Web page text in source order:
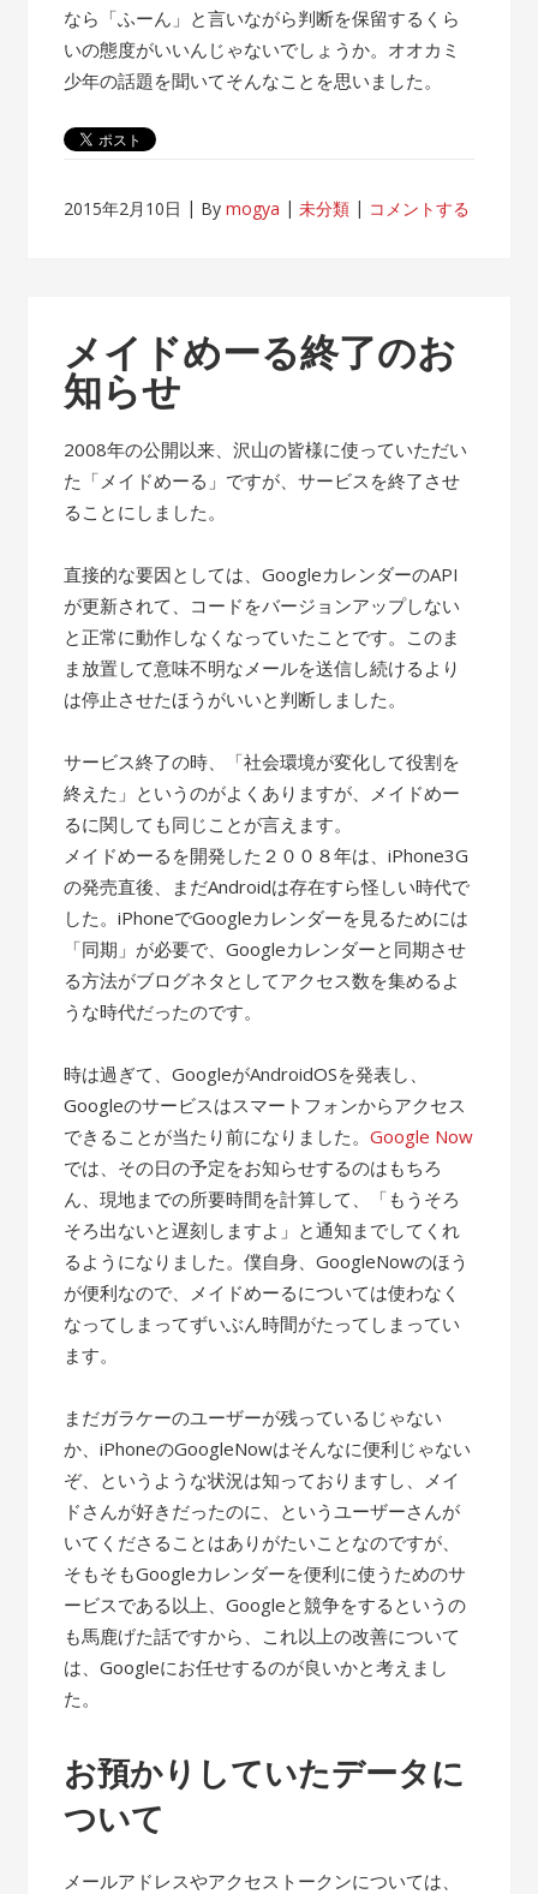
なら「ふーん」と言いながら判断を保留するくら
いの態度がいいんじゃないでしょうか。オオカミ
少年の話題を聞いてそんなことを思いました。
2015年2月10日 Bymogya 未分類 コメントする
メイドめーる終了のお
知らせ
2008年の公開以来、沢山の皆様に使っていただい
た「メイドめーる」ですが、サービスを終了させ
ることにしました。
直接的な要因としては、GoogleカレンダーのAPI
が更新されて、コードをバージョンアップしない
と正常に動作しなくなっていたことです。このま
ま放置して意味不明なメールを送信し続けるより
は停止させたほうがいいと判断しました。
サービス終了の時、「社会環境が変化して役割を
終えた」というのがよくありますが、メイドめー
るに関しても同じことが言えます。
メイドめーるを開発した２００８年は、iPhone3G
の発売直後、まだAndroidは存在すら怪しい時代で
した。iPhoneでGoogleカレンダーを見るためには
「同期」が必要で、Googleカレンダーと同期させ
る方法がブログネタとしてアクセス数を集めるよ
うな時代だったのです。
時は過ぎて、GoogleがAndroidOSを発表し、
Googleのサービスはスマートフォンからアクセス
できることが当たり前になりました。Google Now
では、その日の予定をお知らせするのはもちろ
ん、現地までの所要時間を計算して、「もうそろ
そろ出ないと遅刻しますよ」と通知までしてくれ
るようになりました。僕自身、GoogleNowのほう
が便利なので、メイドめーるについては使わなく
なってしまってずいぶん時間がたってしまってい
ます。
まだガラケーのユーザーが残っているじゃない
か、iPhoneのGoogleNowはそんなに便利じゃない
ぞ、というような状況は知っておりますし、メイ
ドさんが好きだったのに、というユーザーさんが
いてくださることはありがたいことなのですが、
そもそもGoogleカレンダーを便利に使うためのサ
ービスである以上、Googleと競争をするというの
も馬鹿げた話ですから、これ以上の改善について
は、Googleにお任せするのが良いかと考えまし
た。
お預かりしていたデータに
ついて
メールアドレスやアクセストークンについては、